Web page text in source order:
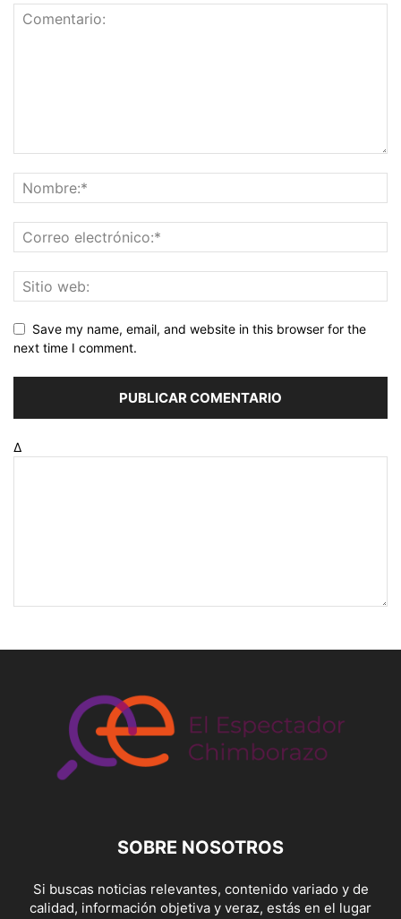
Save my name, email, and website in this browser for the
next time I comment.
Δ
SOBRE NOSOTROS
Si buscas noticias relevantes, contenido variado y de
calidad, información objetiva y veraz, estás en el lugar